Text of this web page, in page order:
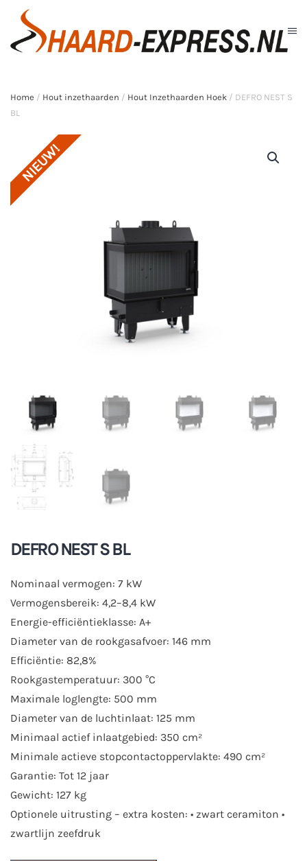
Skip to main content
Home / Hout inzethaarden / Hout Inzethaarden Hoek / DEFRO NEST S
BL
NIEUW!
DEFRO NEST S BL
Nominaal vermogen: 7 kW
Vermogensbereik: 4,2–8,4 kW
Energie-efficiëntieklasse: A+
Diameter van de rookgasafvoer: 146 mm
Efficiëntie: 82,8%
Rookgastemperatuur: 300 °C
Maximale loglengte: 500 mm
Diameter van de luchtinlaat: 125 mm
Minimaal actief inlaatgebied: 350 cm²
Minimale actieve stopcontactoppervlakte: 490 cm²
Garantie: Tot 12 jaar
Gewicht: 127 kg
Optionele uitrusting – extra kosten: • zwart ceramiton •
zwartlijn zeefdruk